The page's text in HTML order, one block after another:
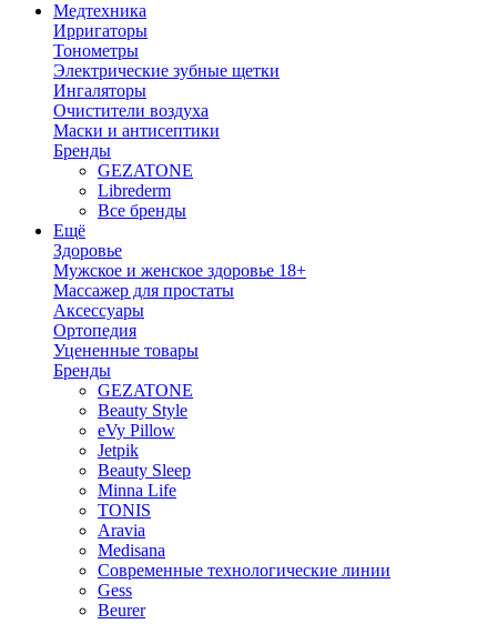
Медтехника
Ирригаторы
Тонометры
Электрические зубные щетки
Ингаляторы
Очистители воздуха
Маски и антисептики
Бренды
GEZATONE
Librederm
Все бренды
Ещё
Здоровье
Мужское и женское здоровье 18+
Массажер для простаты
Аксессуары
Ортопедия
Уцененные товары
Бренды
GEZATONE
Beauty Style
eVy Pillow
Jetpik
Beauty Sleep
Minna Life
TONIS
Aravia
Medisana
Современные технологические линии
Gess
Beurer